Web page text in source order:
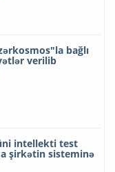
bağlı
verilib
intellekti test
şirkətin sisteminə